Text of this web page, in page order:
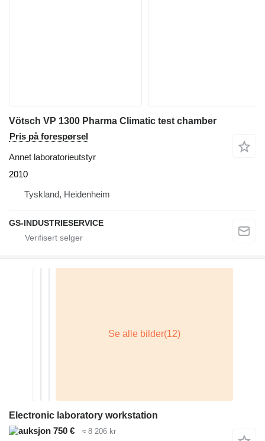
Vötsch VP 1300 Pharma Climatic test chamber
Pris på forespørsel
Annet laboratorieutstyr
2010
Tyskland, Heidenheim
GS-INDUSTRIESERVICE
Electronic laboratory workstation
750 €
≈ 8 206 kr